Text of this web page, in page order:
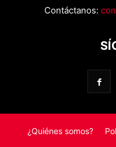
Contáctanos:
¿Quiénes somos?